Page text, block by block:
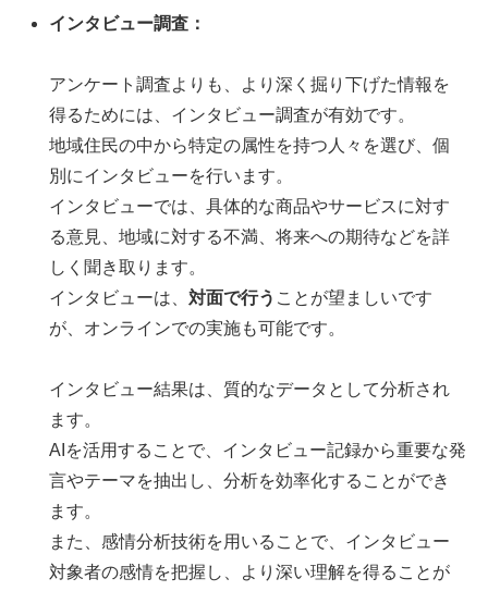
インタビュー調査：
アンケート調査よりも、より深く掘り下げた情報を
得るためには、インタビュー調査が有効です。
地域住民の中から特定の属性を持つ人々を選び、個
別にインタビューを行います。
インタビューでは、具体的な商品やサービスに対す
る意見、地域に対する不満、将来への期待などを詳
しく聞き取ります。
インタビューは、対面で行う ことが望ましいです
が、オンラインでの実施も可能です。
インタビュー結果は、質的なデータとして分析され
ます。
AIを活用することで、インタビュー記録から重要な発
言やテーマを抽出し、分析を効率化することができ
ます。
また、感情分析技術を用いることで、インタビュー
対象者の感情を把握し、より深い理解を得ることが